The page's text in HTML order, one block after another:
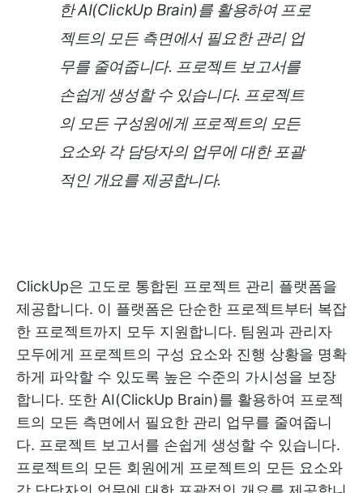
한 AI(ClickUp Brain)를 활용하여 프로
젝트의 모든 측면에서 필요한 관리 업
무를 줄여줍니다. 프로젝트 보고서를
손쉽게 생성할 수 있습니다. 프로젝트
의 모든 구성원에게 프로젝트의 모든
요소와 각 담당자의 업무에 대한 포괄
적인 개요를 제공합니다.
ClickUp은 고도로 통합된 프로젝트 관리 플랫폼을
제공합니다. 이 플랫폼은 단순한 프로젝트부터 복잡
한 프로젝트까지 모두 지원합니다. 팀원과 관리자
모두에게 프로젝트의 구성 요소와 진행 상황을 명확
하게 파악할 수 있도록 높은 수준의 가시성을 보장
합니다. 또한 AI(ClickUp Brain)를 활용하여 프로젝
트의 모든 측면에서 필요한 관리 업무를 줄여줍니
다. 프로젝트 보고서를 손쉽게 생성할 수 있습니다.
프로젝트의 모든 회원에게 프로젝트의 모든 요소와